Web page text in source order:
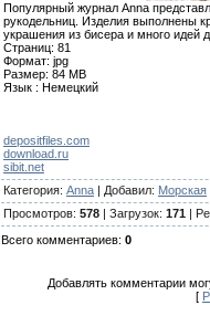
Популярный журнал Anna
рукодельниц. Изделия выполнены
украшения из бисера и много идей
Страниц: 81
Формат: jpg
Размер: 84 MB
Язык : Немецкий
depositfiles.com
download.ru
sibit.net
Категория: Anna | Добавил: Морская
Просмотров: 578 | Загрузок: 171 |
Всего комментариев: 0
Добавлять комментарии
[